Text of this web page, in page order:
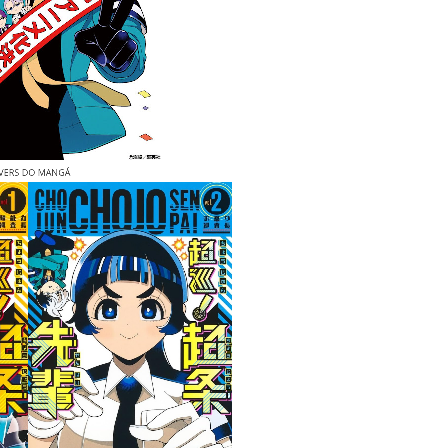
DO MANGÁ